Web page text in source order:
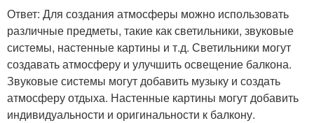
Ответ: Для создания атмосферы можно использовать
различные предметы, такие как светильники, звуковые
системы, настенные картины и т.д. Светильники могут
создавать атмосферу и улучшить освещение балкона.
Звуковые системы могут добавить музыку и создать
атмосферу отдыха. Настенные картины могут добавить
индивидуальности и оригинальности к балкону.